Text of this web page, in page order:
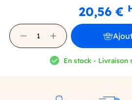
20,56 €
En stock - Livraison